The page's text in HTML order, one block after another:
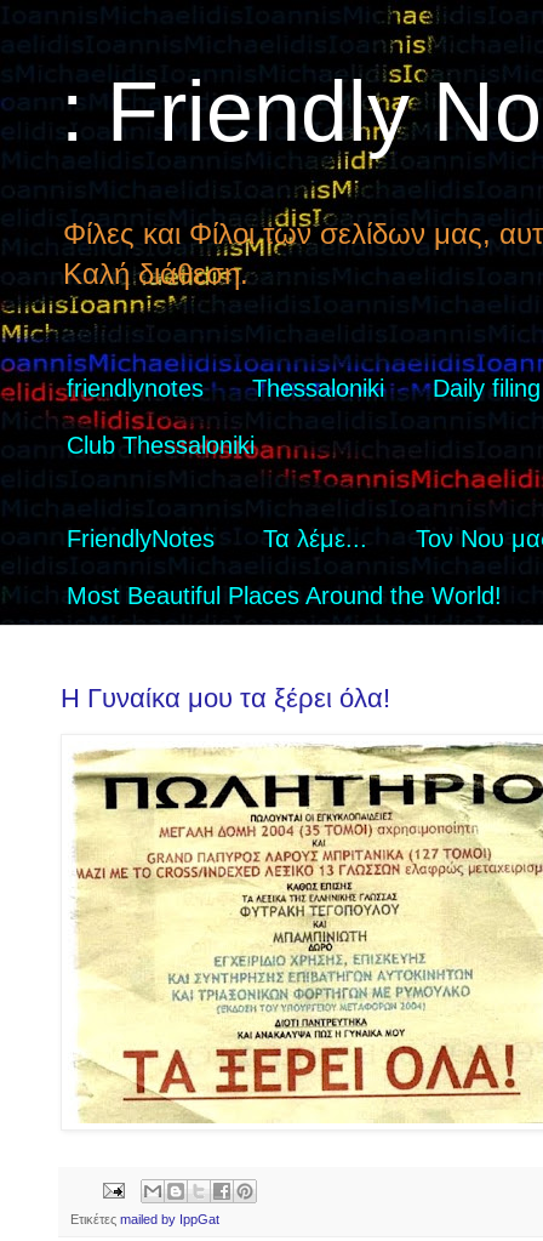
: Friendly
Φίλες και Φίλοι των σελίδων μας,
Καλή διάθεση.
friendlynotes Thessaloniki Daily filing
Club Thessaloniki
FriendlyNotes Τα λέμε... Τον Νου
Most Beautiful Places Around the World!
Η Γυναίκα μου τα ξέρει όλα!
Ετικέτες mailed by IppGat